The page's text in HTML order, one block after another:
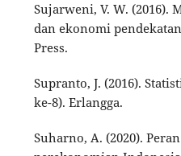
Sujarweni, V. W. (2016).
dan ekonomi
Press.
Supranto, J. (2016).
ke-8). Erlangga.
Suharno, A. (2020).